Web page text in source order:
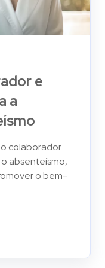
e
a
colaborador
absenteísmo,
o bem-